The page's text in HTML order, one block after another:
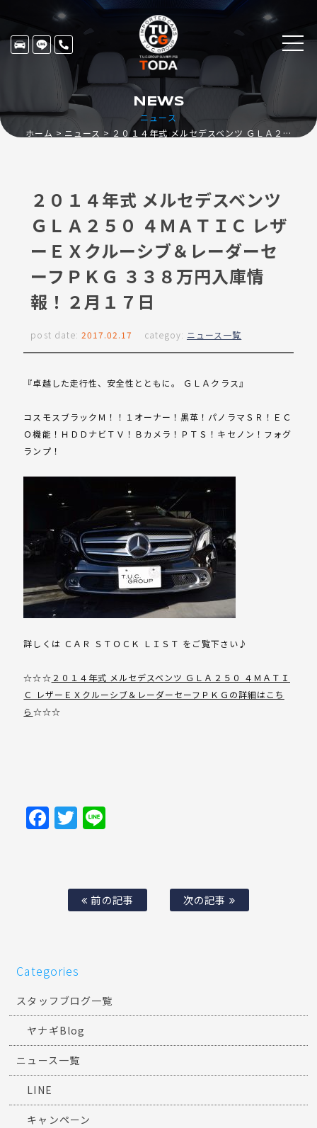
ニュース
NEWS
ホーム ニュース ２０１４年式 メルセデスベンツ ＧＬＡ２５０ ４ＭＡＴＩＣ レザーＥＸクルーシブ＆レーダーセーフＰＫＧ ３３８万円入庫情報！２月１７日
２０１４年式 メルセデスベンツ
ＧＬＡ２５０ ４ＭＡＴＩＣ レザ
ーＥＸクルーシブ＆レーダーセ
ーフＰＫＧ ３３８万円入庫情
報！２月１７日
post date: 2017.02.17 categoy: ニュース一覧
『卓越した走行性、安全性とともに。 ＧＬＡクラス』
コスモスブラックＭ！！１オーナー！黒革！パノラマＳＲ！ＥＣ
Ｏ機能！ＨＤＤナビＴＶ！Ｂカメラ！ＰＴＳ！キセノン！フォグ
ランプ！
詳しくは ＣＡＲ ＳＴＯＣＫ ＬＩＳＴ をご覧下さい♪
☆☆☆ ２０１４年式 メルセデスベンツ ＧＬＡ２５０ ４ＭＡＴＩ
Ｃ レザーＥＸクルーシブ＆レーダーセーフＰＫＧの詳細はこち
ら ☆☆☆
Facebook
Twitter
前の記事 次の記事
Categories
スタッフブログ一覧
ヤナギBlog
ニュース一覧
LINE
キャンペーン